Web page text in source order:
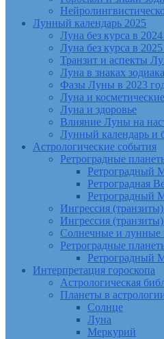
Лунный календарь 2025
Луна без курса в
Луна без курса в
Транзит и аспекты
Луна в знаках
Фазы Луны в 2023
Луна и
Луна и здоровье
Влияние Луны на
Лунный календарь и
Астрологические события
Ретроградные
Ретроградный
Ретроградная
Ретроградный
Ингрессия
Ингрессия
Солнечные и лунные
Ретроградные
Ретроградный
Интерпретация гороскопа
Астрологическая
Планеты в
Солнце
Луна
Меркурий